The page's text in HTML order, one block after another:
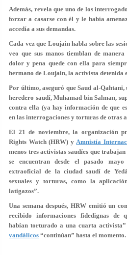
Además, revela que uno de los
forzar a casarse con él y le había
accedía a sus demandas.
Cada vez que Loujain habla sobre las
veo que sus manos tiemblan de
dolor y pena quede con ella para
hermano de Loujain, la activista detenida
Por último, aseguró que Saud al-
heredero saudí, Muhamad bin Salman,
contra ella (ya hay información de que
en las interrogaciones y torturas de otras
El 21 de noviembre, la organización
Rights Watch (HRW) yAmnistía
menos tres activistas saudíes que
se encuentran desde el pasado
extraoficial de la ciudad saudí de
sexuales y torturas, como la
latigazos”.
Una semana después, HRW emitió un
recibido informaciones fidedignas de
habían torturado a una cuarta
vandálicos “continúan” hasta el momento.